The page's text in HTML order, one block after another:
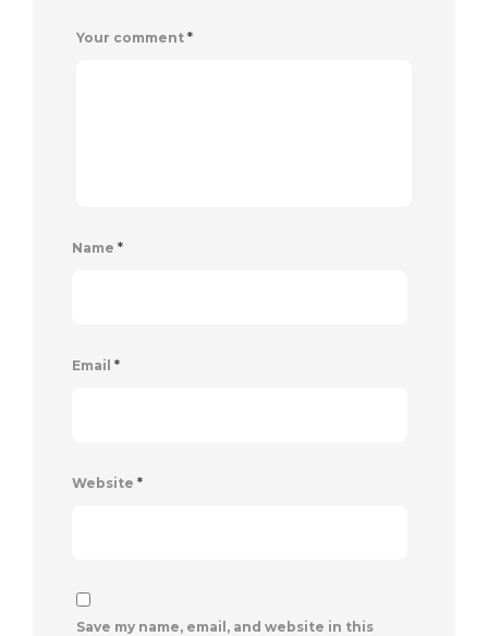
Your comment *
Name *
Email *
Website *
Save my name, email, and website in this